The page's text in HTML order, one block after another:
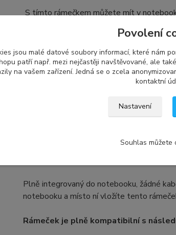
S tímto rámečkem můžete mít v
zaměnit za rámeček s druhým diskem
HDD nebo SSD (Solid State Drive).
zbytek laptopu - nebude tedy působit
Rámeček je zcela nový, nepoužitý, včetně
pro ilustrativní účely.
Podporuje bootování systému jak z
stisknout standardní klávesu F12 a
Plně integrovaný do notebooku, žádné
notebooku a místo ní vložíte tento
Rámeček je plně kompatibilní s
Povolení
jsou malé datové soubory informací, které nám
patří např. mezi nejčastěji navštěvované, ale
na vašem zařízení. Jedná se o zcela
kontaktní
Nastavení
Souhlas můžete